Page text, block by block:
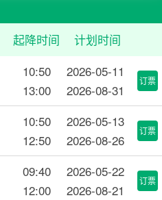
起降时间 计划时间
10:50
13:00
2026-05-11
2026-08-31
订票
10:50
12:50
2026-05-13
2026-08-26
订票
09:40
12:00
2026-05-22
2026-08-21
订票